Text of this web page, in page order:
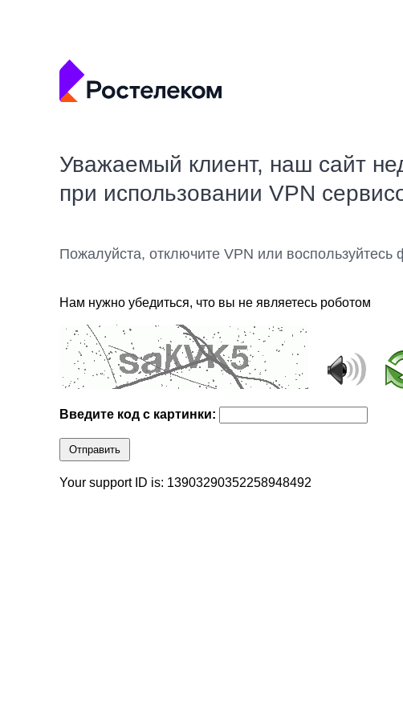
Уважаемый клиент, наш сайт
при использовании VPN
Пожалуйста, отключите VPN или
Нам нужно убедиться, что вы не являетесь роботом
Введите код с картинки:
Отправить
Your support ID is: 13903290352258948492